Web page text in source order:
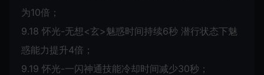
为10倍；
9.18 怀光-无想<玄>魅惑时间持续6秒 潜行状态下魅
惑能力提升4倍；
9.19 怀光-一闪神通技能冷却时间减少30秒；